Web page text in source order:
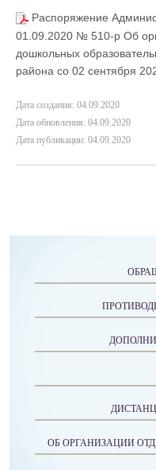
Распоряжение
01.09.2020 № 510-р Об
дошкольных
района со 02 сентября
Дата создания: 04.09.2020
Дата обновления: 04.09.2020
Дата публикации: 04.09.2020
ОБ ОРГАНИЗАЦИИ